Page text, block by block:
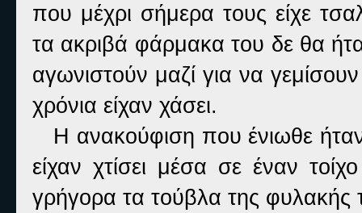
που μέχρι σήμερα τους είχε
τα ακριβά φάρμακα του δε θα
αγωνιστούν μαζί για να
χρόνια είχαν χάσει.
Η ανακούφιση που ένιωθε
είχαν χτίσει μέσα σε έναν
γρήγορα τα τούβλα της φυλακής